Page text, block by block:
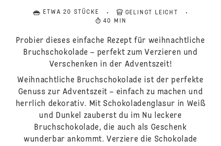
ETWA 20 STÜCKE
GELINGT LEICHT
40 MIN
Probier dieses einfache Rezept für weihnachtliche
Bruchschokolade – perfekt zum Verzieren und
Verschenken in der Adventszeit!
Weihnachtliche Bruchschokolade ist der perfekte
Genuss zur Adventszeit – einfach zu machen und
herrlich dekorativ. Mit Schokoladenglasur in Weiß
und Dunkel zauberst du im Nu leckere
Bruchschokolade, die auch als Geschenk
wunderbar ankommt. Verziere die Schokolade